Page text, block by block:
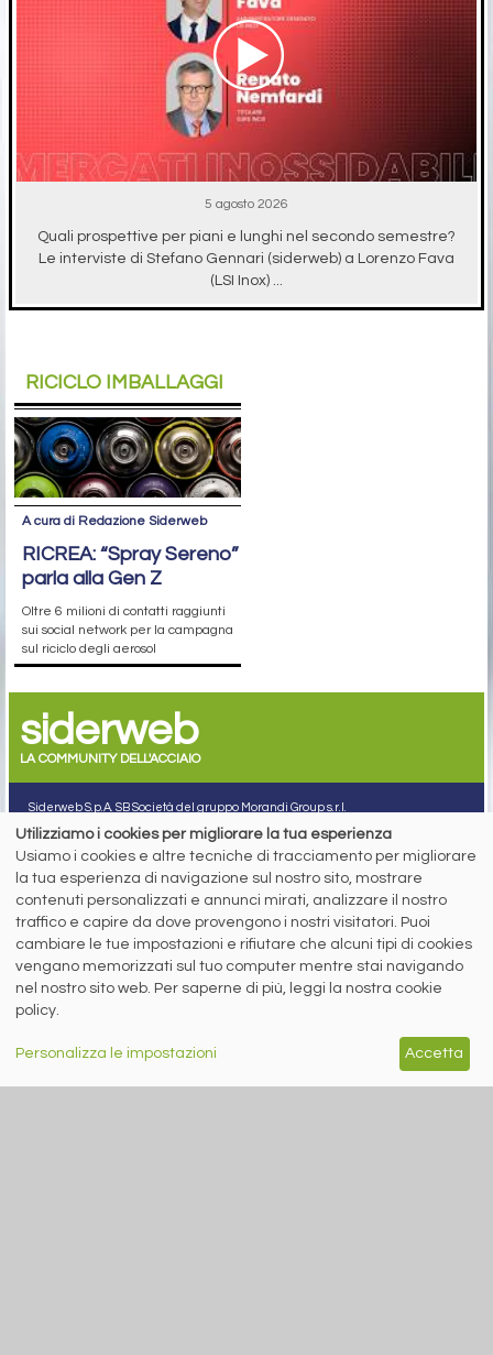
5 agosto 2026
Quali prospettive per piani e lunghi nel secondo semestre?
Le interviste di Stefano Gennari (siderweb) a Lorenzo Fava
(LSI Inox) ...
RICICLO IMBALLAGGI
A cura di Redazione Siderweb
RICREA: “Spray Sereno”
parla alla Gen Z
Oltre 6 milioni di contatti raggiunti
sui social network per la campagna
sul riciclo degli aerosol
siderweb
LA COMMUNITY DELL'ACCIAIO
Siderweb S.p.A. SB Società del gruppo Morandi Group s.r.l.
ISSN 2532-2982
Sede sociale: Flero (Brescia) Via Don Milani 5
+39 030 254 00 06
E.
info@siderweb.com
Copyright siderweb spa sb
Tutti i diritti sono riservati
Privacy policy
Digital Services Act Policy
MENU
SEGUICI SUI NOSTRI
SOCIAL NETWORK
Utilizziamo i cookies per migliorare la tua esperienza
Usiamo i cookies e altre tecniche di tracciamento per migliorare
la tua esperienza di navigazione sul nostro sito, mostrare
contenuti personalizzati e annunci mirati, analizzare il nostro
traffico e capire da dove provengono i nostri visitatori. Puoi
cambiare le tue impostazioni e rifiutare che alcuni tipi di cookies
vengano memorizzati sul tuo computer mentre stai navigando
nel nostro sito web. Per saperne di più, leggi la nostra cookie
policy.
Personalizza le impostazioni Accetta